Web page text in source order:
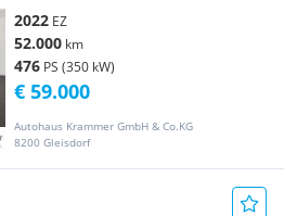
2022 EZ
52.000 km
476 PS (350 kW)
Autohaus Krammer GmbH & Co.KG
8200 Gleisdorf
€ 59.000